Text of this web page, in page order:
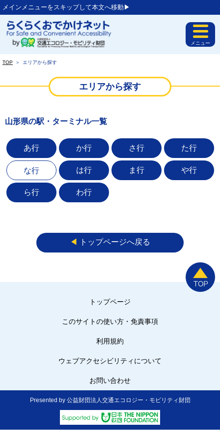
メインメニューをスキップして本文へ移動▶︎
メニュー
TOP ＞ エリアから探す
エリアから探す
山形県の駅・ターミナル一覧
あ行 か行 さ行 た行
な行 は行 ま行 や行
ら行 わ行
◀︎ トップページへ戻る
トップページ
このサイトの使い方・免責事項
利用規約
ウェブアクセシビリティについて
お問い合わせ
Presented by 公益財団法人交通エコロジー・モビリティ財団